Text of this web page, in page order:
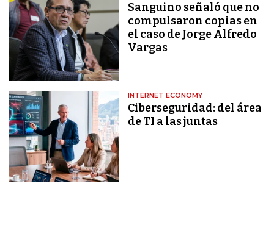
Sanguino señaló que no
compulsaron copias en
el caso de Jorge Alfredo
Vargas
INTERNET ECONOMY
Ciberseguridad: del área
de TI a las juntas